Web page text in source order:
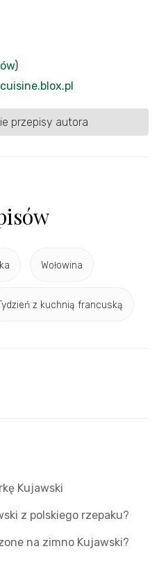
przepisy autora
Wołowina
z kuchnią francuską
Kujawski
z polskiego rzepaku?
na zimno Kujawski?